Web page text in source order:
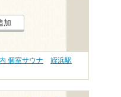
加
個室サウナ
姪浜駅